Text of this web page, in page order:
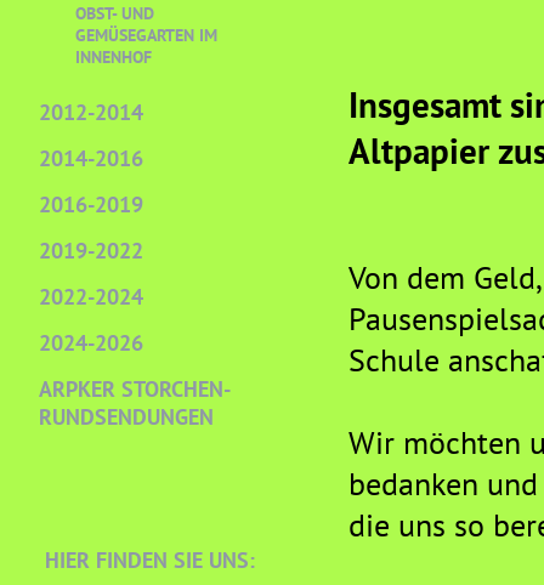
OBST- UND
GEMÜSEGARTEN IM
INNENHOF
2012-2014
2014-2016
2016-2019
2019-2022
2022-2024
2024-2026
ARPKER STORCHEN-
RUNDSENDUNGEN
HIER FINDEN SIE UNS:
Insgesamt
Altpapier
Von dem
Schule
Wir möchten
bedanken
die uns so